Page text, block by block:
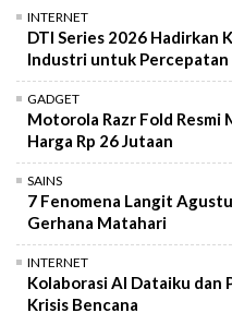
INTERNET
DTI Series 2026 Hadirkan
Industri untuk
GADGET
Motorola Razr Fold Resmi
Harga Rp 26 Jutaan
SAINS
7 Fenomena Langit
Gerhana Matahari
INTERNET
Kolaborasi AI Dataiku dan
Krisis Bencana